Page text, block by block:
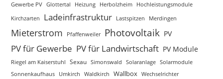
Gewerbe PV Glottertal Heizung Herbolzheim Hochleistungsmodule
Kirchzarten
Ladeinfrastruktur Lastspitzen Merdingen
Mieterstrom Pfaffenweiler Photovoltaik PV
PV für Gewerbe PV für Landwirtschaft PV Module
Riegel am Kaiserstuhl Sexau Simonswald Solaranlage Solarmodule
Sonnenkaufhaus
Umkirch Waldkirch Wallbox Wechselrichter